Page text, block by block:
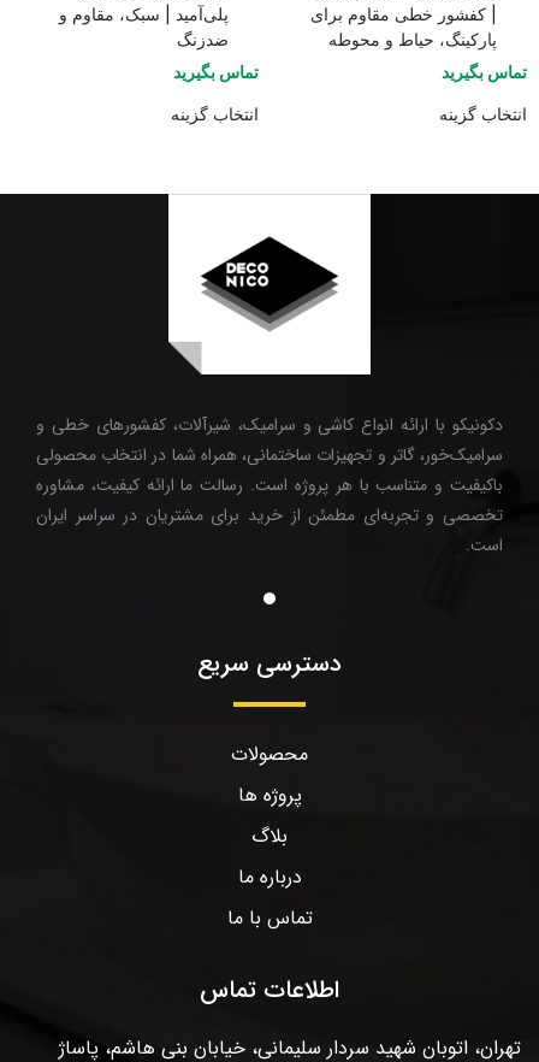
| کفشور خطی مقاوم برای
پارکینگ، حیاط و محوطه
تماس بگیرید
انتخاب گزینه
پلی‌آمید | سبک، مقاوم و
ضدزنگ
تماس بگیرید
انتخاب گزینه
دکونیکو با ارائه انواع کاشی و سرامیک، شیرآلات، کفشورهای خطی و
سرامیک‌خور، گاتر و تجهیزات ساختمانی، همراه شما در انتخاب محصولی
باکیفیت و متناسب با هر پروژه است. رسالت ما ارائه کیفیت، مشاوره
تخصصی و تجربه‌ای مطمئن از خرید برای مشتریان در سراسر ایران
است.
دسترسی سریع
محصولات
پروژه ها
بلاگ
درباره ما
تماس با ما
اطلاعات تماس
تهران، اتوبان شهید سردار سلیمانی، خیابان بنی هاشم، پاساژ